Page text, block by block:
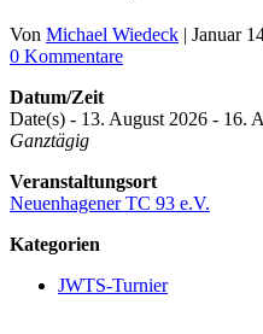
Von Michael Wiedeck | Januar
0 Kommentare
Datum/Zeit
Date(s) - 13. August 2026 - 16.
Ganztägig
Veranstaltungsort
Neuenhagener TC 93 e.V.
Kategorien
JWTS-Turnier